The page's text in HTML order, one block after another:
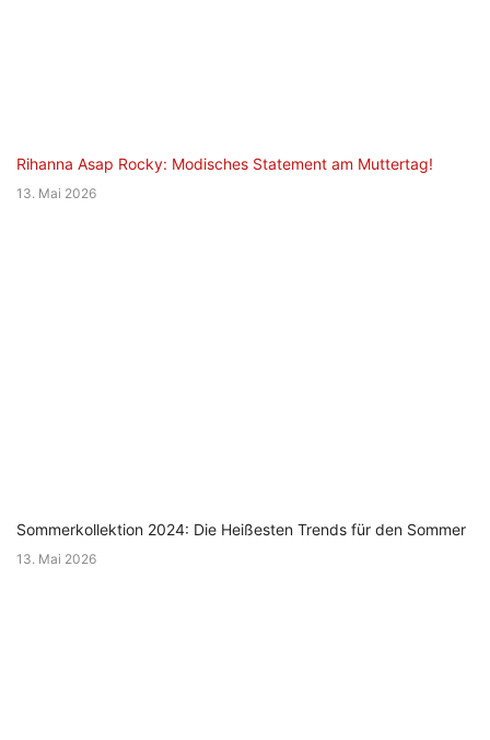
Rihanna Asap Rocky: Modisches Statement am Muttertag!
13. Mai 2026
Sommerkollektion 2024: Die Heißesten Trends für den Sommer
13. Mai 2026